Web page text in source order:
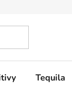
Tequila